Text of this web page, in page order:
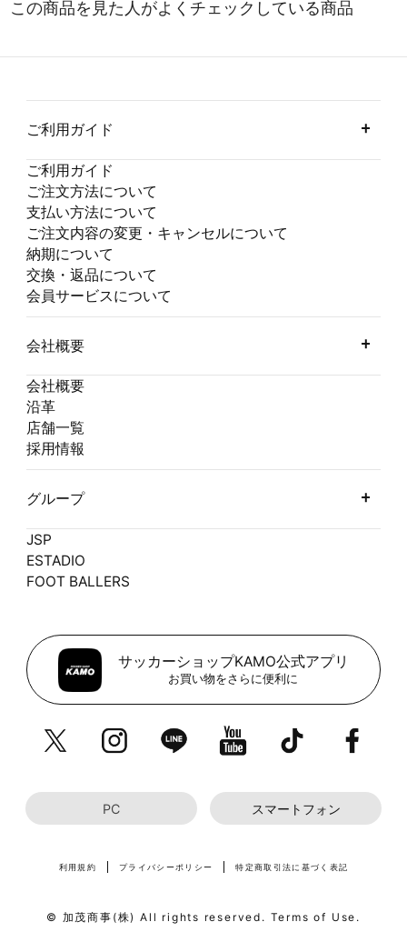
ご利用ガイド
ご利用ガイド
ご注文方法について
支払い方法について
ご注文内容の変更・キャンセルについて
納期について
交換・返品について
会員サービスについて
会社概要
会社概要
沿革
店舗一覧
採用情報
グループ
JSP
ESTADIO
FOOT BALLERS
サッカーショップKAMO公式アプリ
お買い物をさらに便利に
PC スマートフォン
利用規約 プライバシーポリシー 特定商取引法に基づく表記
© 加茂商事(株) All rights reserved. Terms of Use.